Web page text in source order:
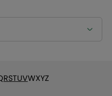
RSTUVWXYZ